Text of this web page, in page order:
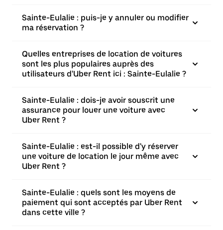
Sainte-Eulalie : puis-je y annuler ou modifier
ma réservation ?
Quelles entreprises de location de voitures
sont les plus populaires auprès des
utilisateurs d'Uber Rent ici : Sainte-Eulalie ?
Sainte-Eulalie : dois-je avoir souscrit une
assurance pour louer une voiture avec
Uber Rent ?
Sainte-Eulalie : est-il possible d'y réserver
une voiture de location le jour même avec
Uber Rent ?
Sainte-Eulalie : quels sont les moyens de
paiement qui sont acceptés par Uber Rent
dans cette ville ?